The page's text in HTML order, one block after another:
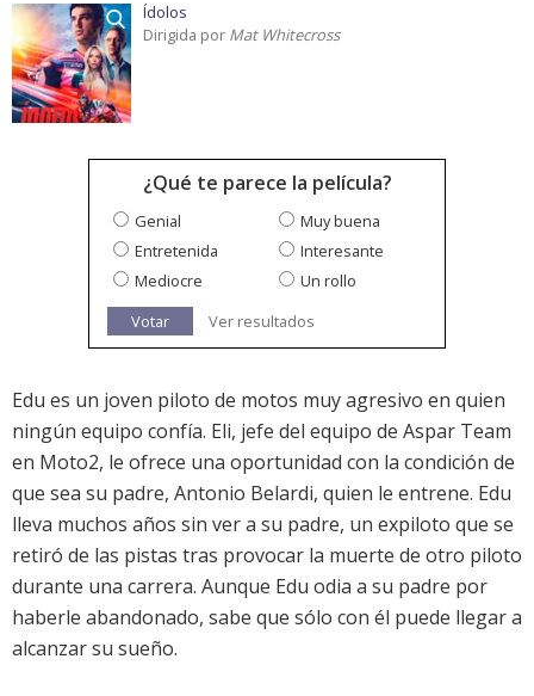
Ídolos
Dirigida por Mat Whitecross
¿Qué te parece la película?
Genial
Muy buena
Entretenida
Interesante
Mediocre
Un rollo
Votar
Ver resultados
Edu es un joven piloto de motos muy agresivo en quien
ningún equipo confía. Eli, jefe del equipo de Aspar Team
en Moto2, le ofrece una oportunidad con la condición de
que sea su padre, Antonio Belardi, quien le entrene. Edu
lleva muchos años sin ver a su padre, un expiloto que se
retiró de las pistas tras provocar la muerte de otro piloto
durante una carrera. Aunque Edu odia a su padre por
haberle abandonado, sabe que sólo con él puede llegar a
alcanzar su sueño.